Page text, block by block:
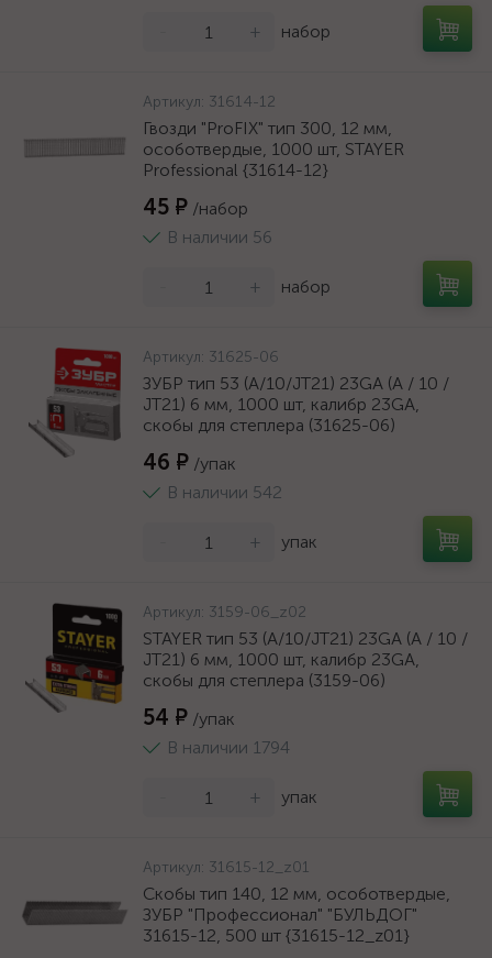
+ набор
Артикул: 31614-12
Гвозди "ProFIX" тип 300, 12 мм,
особотвердые, 1000 шт, STAYER
Professional {31614-12}
45 ₽ /набор
В наличии 56
+ набор
Артикул: 31625-06
ЗУБР тип 53 (A/10/JT21) 23GA (A / 10 /
JT21) 6 мм, 1000 шт, калибр 23GA,
скобы для степлера (31625-06)
46 ₽ /упак
В наличии 542
+ упак
Артикул: 3159-06_z02
STAYER тип 53 (A/10/JT21) 23GA (A / 10 /
JT21) 6 мм, 1000 шт, калибр 23GA,
скобы для степлера (3159-06)
54 ₽ /упак
В наличии 1794
+ упак
Артикул: 31615-12_z01
Скобы тип 140, 12 мм, особотвердые,
ЗУБР "Профессионал" "БУЛЬДОГ"
31615-12, 500 шт {31615-12_z01}